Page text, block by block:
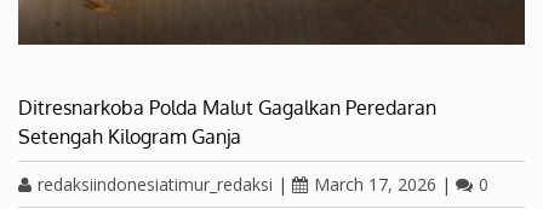
Ditresnarkoba Polda Malut Gagalkan Peredaran
Setengah Kilogram Ganja
redaksiindonesiatimur_redaksi | March 17, 2026 | 0